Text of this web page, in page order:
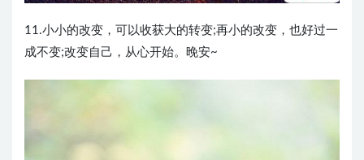
11.小小的改变，可以收获大的转变;再小的改变，也好过一
成不变;改变自己，从心开始。晚安~